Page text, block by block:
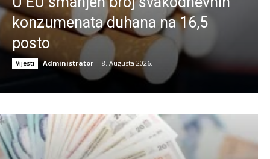
konzumenata duhana na 16,5
posto
Vijesti Administrator - 8. Augusta 2026.